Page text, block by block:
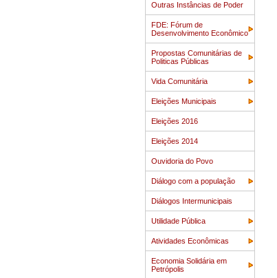
Outras Instâncias de Poder
FDE: Fórum de
Desenvolvimento Econômico
Propostas Comunitárias de
Politicas Públicas
Vida Comunitária
Eleições Municipais
Eleições 2016
Eleições 2014
Ouvidoria do Povo
Diálogo com a população
Diálogos Intermunicipais
Utilidade Pública
Atividades Econômicas
Economia Solidária em
Petrópolis